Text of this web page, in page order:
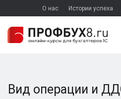
О нас Истории успеха
Вид операции и